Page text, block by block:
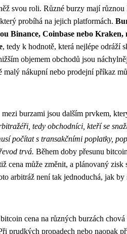
svou roli. Různé burzy mají
probíhá na jejich platformách.
Binance, Coinbase nebo Kraken,
, tedy k hodnotě, která nejlépe odráží
objemem obchodů jsou
nákupní nebo prodejní příkaz
burzami jsou dalším prvkem,
tedy obchodníci, kteří se
počítat s transakčními poplatky,
trvá. Během doby přesunu
cena může změnit, a plánovaný zisk
arbitráž není tak jednoduchá, jak by
cena na různých burzách
prudkých propadech nebo naopak